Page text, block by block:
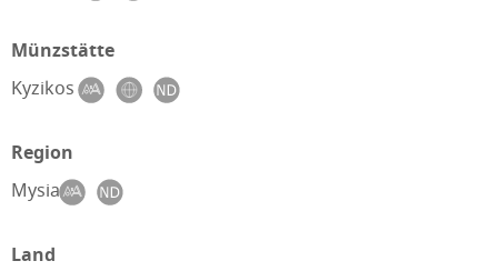
Münzstätte
Kyzikos
Region
Mysia
Land